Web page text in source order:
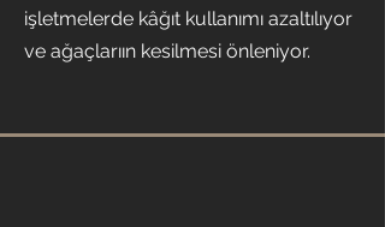
işletmelerde kâğıt kullanımı azaltılıyor
ve ağaçlarıın kesilmesi önleniyor.